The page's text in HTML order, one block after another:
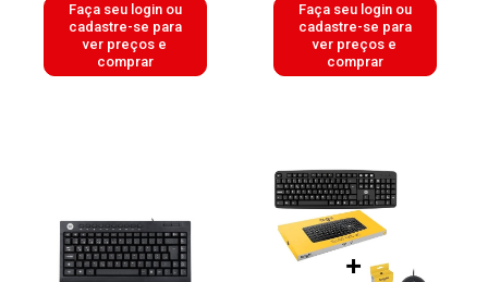
Faça seu login ou
cadastre-se para
ver preços e
comprar
Faça seu login ou
cadastre-se para
ver preços e
comprar